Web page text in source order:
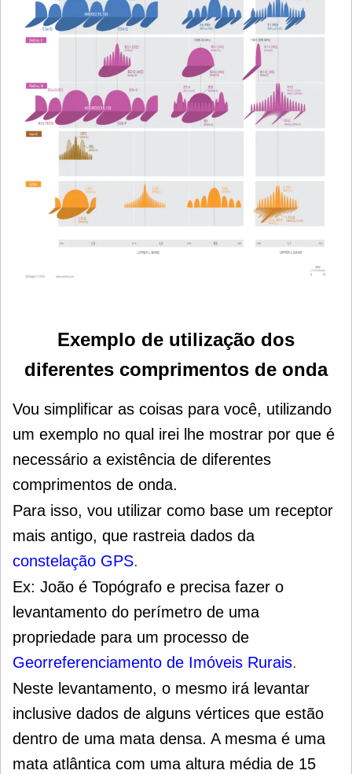
Exemplo de utilização dos
diferentes comprimentos de onda
Vou simplificar as coisas para você, utilizando
um exemplo no qual irei lhe mostrar por que é
necessário a existência de diferentes
comprimentos de onda.
Para isso, vou utilizar como base um receptor
mais antigo, que rastreia dados da
constelação GPS.
Ex: João é Topógrafo e precisa fazer o
levantamento do perímetro de uma
propriedade para um processo de
Georreferenciamento de Imóveis Rurais.
Neste levantamento, o mesmo irá levantar
inclusive dados de alguns vértices que estão
dentro de uma mata densa. A mesma é uma
mata atlântica com uma altura média de 15